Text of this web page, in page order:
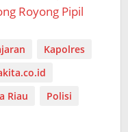
Royong Pipil
Kapolres
Riau
Polisi